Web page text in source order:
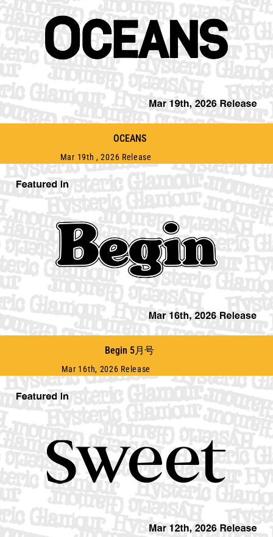
OCEANS
Mar 19th , 2026 Release
Begin 5月号
Mar 16th, 2026 Release